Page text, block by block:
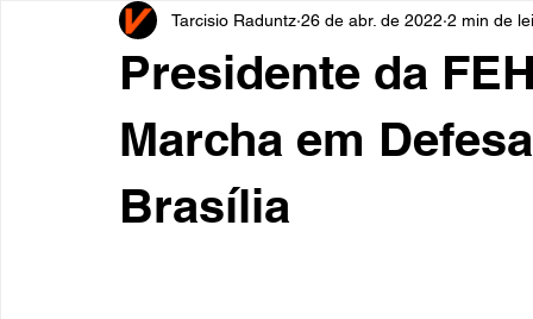
Notícias da AHESC Liderança Dia
Presidente da
Marcha em
Brasília
Tarcisio Raduntz 26 de abr. de 2022 2 min de